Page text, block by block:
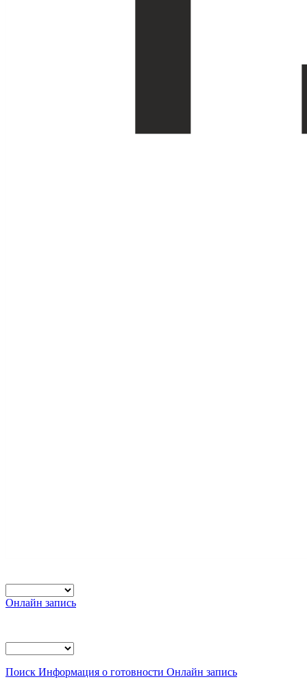
Онлайн запись
Поиск Информация о готовности Онлайн запись